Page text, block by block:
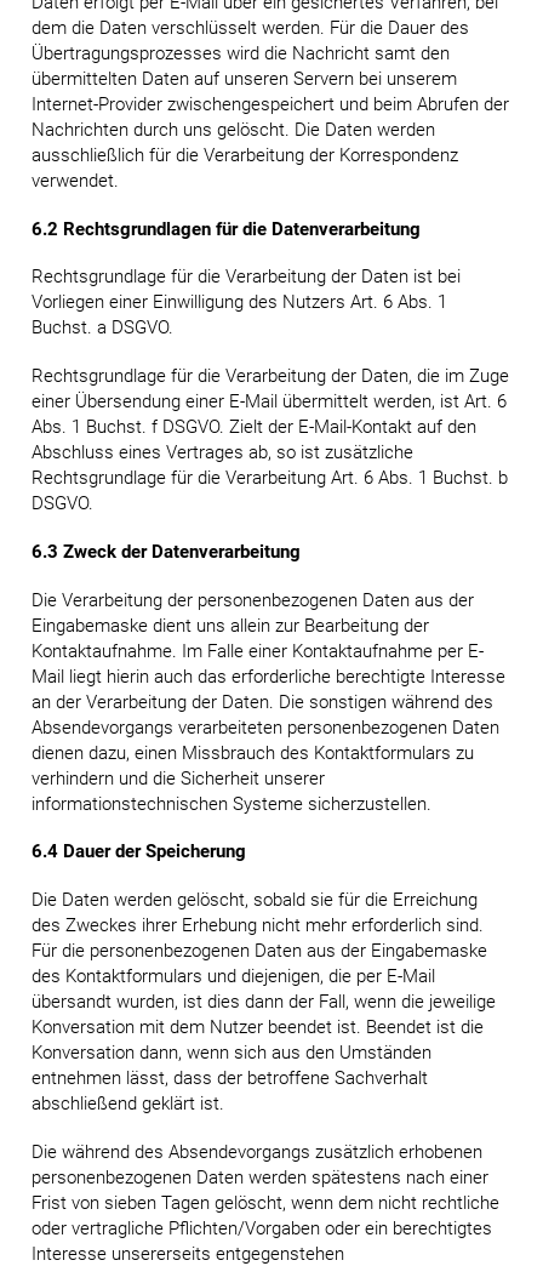
dem die Daten verschlüsselt werden. Für die Dauer des
Übertragungsprozesses wird die Nachricht samt den
übermittelten Daten auf unseren Servern bei unserem
Internet-Provider zwischengespeichert und beim Abrufen der
Nachrichten durch uns gelöscht. Die Daten werden
ausschließlich für die Verarbeitung der Korrespondenz
verwendet.
6.2 Rechtsgrundlagen für die Datenverarbeitung
Rechtsgrundlage für die Verarbeitung der Daten ist bei
Vorliegen einer Einwilligung des Nutzers Art. 6 Abs. 1
Buchst. a DSGVO.
Rechtsgrundlage für die Verarbeitung der Daten, die im Zuge
einer Übersendung einer E-Mail übermittelt werden, ist Art. 6
Abs. 1 Buchst. f DSGVO. Zielt der E-Mail-Kontakt auf den
Abschluss eines Vertrages ab, so ist zusätzliche
Rechtsgrundlage für die Verarbeitung Art. 6 Abs. 1 Buchst. b
DSGVO.
6.3 Zweck der Datenverarbeitung
Die Verarbeitung der personenbezogenen Daten aus der
Eingabemaske dient uns allein zur Bearbeitung der
Kontaktaufnahme. Im Falle einer Kontaktaufnahme per E-
Mail liegt hierin auch das erforderliche berechtigte Interesse
an der Verarbeitung der Daten. Die sonstigen während des
Absendevorgangs verarbeiteten personenbezogenen Daten
dienen dazu, einen Missbrauch des Kontaktformulars zu
verhindern und die Sicherheit unserer
informationstechnischen Systeme sicherzustellen.
6.4 Dauer der Speicherung
Die Daten werden gelöscht, sobald sie für die Erreichung
des Zweckes ihrer Erhebung nicht mehr erforderlich sind.
Für die personenbezogenen Daten aus der Eingabemaske
des Kontaktformulars und diejenigen, die per E-Mail
übersandt wurden, ist dies dann der Fall, wenn die jeweilige
Konversation mit dem Nutzer beendet ist. Beendet ist die
Konversation dann, wenn sich aus den Umständen
entnehmen lässt, dass der betroffene Sachverhalt
abschließend geklärt ist.
Die während des Absendevorgangs zusätzlich erhobenen
personenbezogenen Daten werden spätestens nach einer
Frist von sieben Tagen gelöscht, wenn dem nicht rechtliche
oder vertragliche Pflichten/Vorgaben oder ein berechtigtes
Interesse unsererseits entgegenstehen